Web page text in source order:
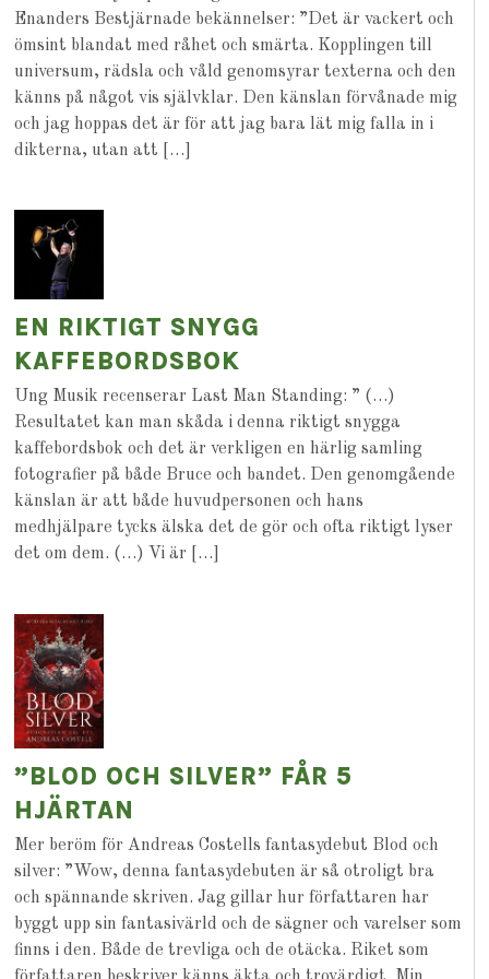
Enanders Bestjärnade bekännelser: ”Det är vackert och
ömsint blandat med råhet och smärta. Kopplingen till
universum, rädsla och våld genomsyrar texterna och den
känns på något vis självklar. Den känslan förvånade mig
och jag hoppas det är för att jag bara lät mig falla in i
dikterna, utan att […]
EN RIKTIGT SNYGG
KAFFEBORDSBOK
Ung Musik recenserar Last Man Standing: ” (…)
Resultatet kan man skåda i denna riktigt snygga
kaffebordsbok och det är verkligen en härlig samling
fotografier på både Bruce och bandet. Den genomgående
känslan är att både huvudpersonen och hans
medhjälpare tycks älska det de gör och ofta riktigt lyser
det om dem. (…) Vi är […]
”BLOD OCH SILVER” FÅR 5
HJÄRTAN
Mer beröm för Andreas Costells fantasydebut Blod och
silver: ”Wow, denna fantasydebuten är så otroligt bra
och spännande skriven. Jag gillar hur författaren har
byggt upp sin fantasivärld och de sägner och varelser som
finns i den. Både de trevliga och de otäcka. Riket som